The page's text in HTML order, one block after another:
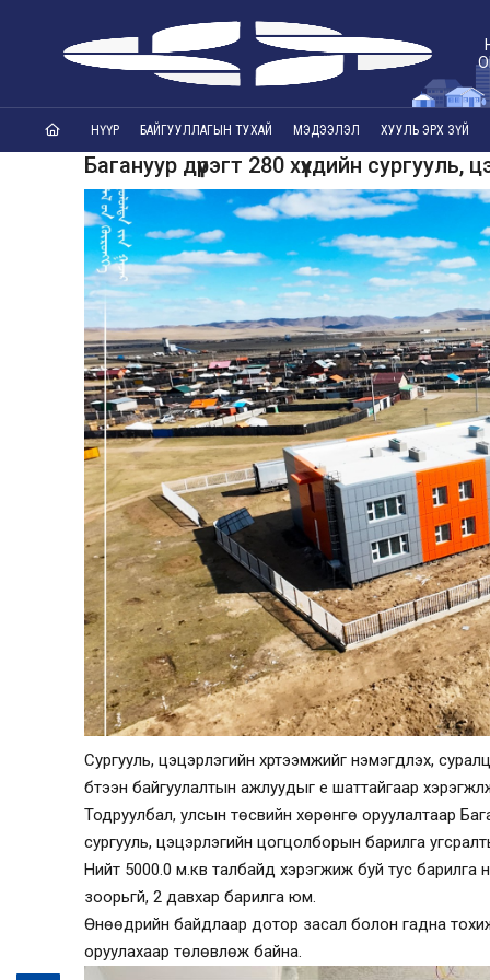
НҮҮР БАЙГУУЛЛАГЫН ТУХАЙ МЭДЭЭЛЭЛ ХУУЛЬ ЭРХ ЗҮЙ
Багануур дүүрэгт 280 хүүхдийн
Сургууль, цэцэрлэгийн хүртээмжийг нэмэгдүүлэх,
бүтээн байгуулалтын ажлуудыг үе шаттайгаар
Тодруулбал, улсын төсвийн хөрөнгө оруулалтаар
сургууль, цэцэрлэгийн цогцолборын барилга
Нийт 5000.0 м.кв талбайд хэрэгжиж буй тус барилга
зоорьгүй, 2 давхар барилга юм.
Өнөөдрийн байдлаар дотор засал болон гадна
оруулахаар төлөвлөж байна.